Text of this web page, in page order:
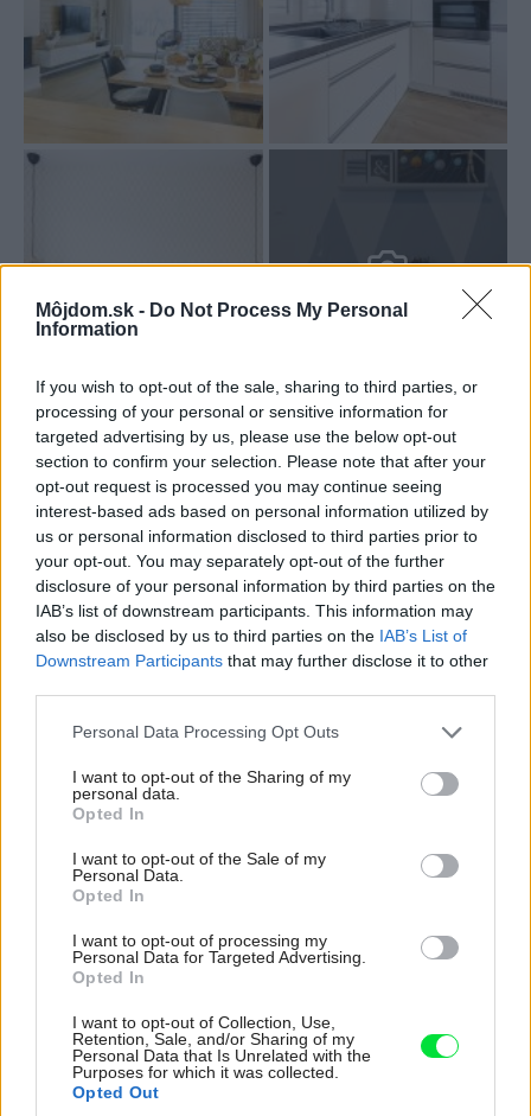
Môjdom.sk - Do Not Process My Personal
Information
If you wish to opt-out of the sale, sharing to third parties, or
processing of your personal or sensitive information for
targeted advertising by us, please use the below opt-out
section to confirm your selection. Please note that after your
opt-out request is processed you may continue seeing
interest-based ads based on personal information utilized by
us or personal information disclosed to third parties prior to
your opt-out. You may separately opt-out of the further
disclosure of your personal information by third parties on the
IAB’s list of downstream participants. This information may
also be disclosed by us to third parties on the IAB’s List of
Downstream Participants that may further disclose it to other
Please note that this website/app uses one or more Google
not limited to your visit or usage behaviour. You may click to
grant or deny consent to Google and its third-party tags to
use your data for below specified purposes in below Google
consent section.
Personal Data Processing Opt Outs
I want to opt-out of the Sharing of my
personal data.
Opted In
I want to opt-out of the Sale of my
Personal Data.
Opted In
I want to opt-out of processing my
Personal Data for Targeted Advertising.
Opted In
I want to opt-out of Collection, Use,
Retention, Sale, and/or Sharing of my
Personal Data that Is Unrelated with the
Purposes for which it was collected.
Opted Out
Text: Katarína Barošová
Foto: Miro Pochyba
Zdroj: časopis Môj dom
Kategória: Návšteva
Tagy: bungalovy murované domy
rodinný dom
Zdieľať článok
Pozrite si viac